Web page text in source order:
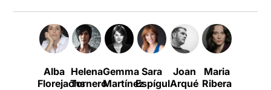
Alba
Florejachs
Helena
Tornero
Gemma
Martínez
Sara
Espígul
Joan
Arqué
Maria
Ribera